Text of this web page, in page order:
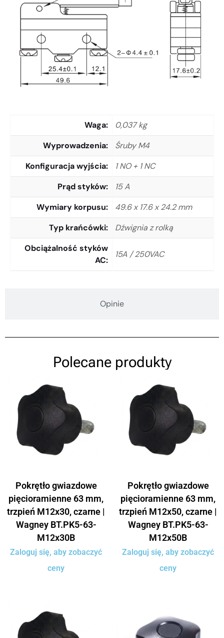
Opinie
Waga
0,037 kg
Wyprowadzenia
Śruby M4
Konfiguracja wyjścia
1 NO + 1 NC
Prąd styków
15 A
Wymiary korpusu
49.6 x 17.6 x 24.2 mm
Typ krańcówki
Dźwignia z rolką
Obciążalność styków
AC
15A / 250VAC
Polecane produkty
Pokrętło gwiazdowe
pięcioramienne 63 mm,
trzpień M12x30, czarne |
Wagney BT.PK5-63-
M12x30B
Zaloguj się, aby zobaczyć
ceny
Pokrętło gwiazdowe
pięcioramienne 63 mm,
trzpień M12x50, czarne |
Wagney BT.PK5-63-
M12x50B
Zaloguj się, aby zobaczyć
ceny